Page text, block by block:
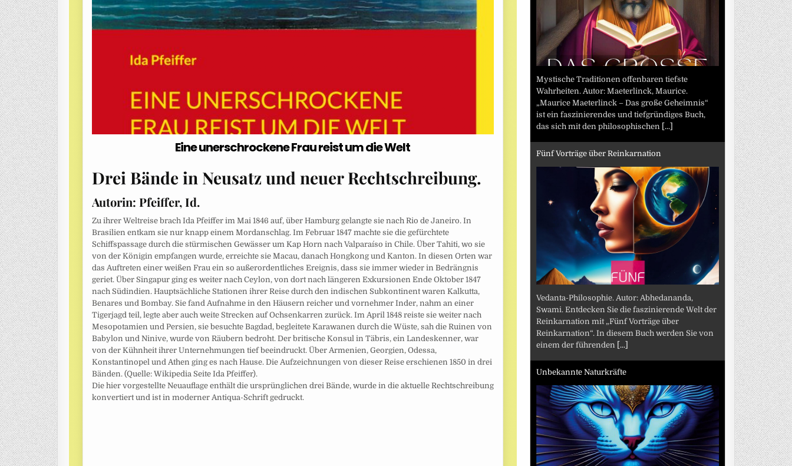
Mystische Traditionen offenbaren tiefste
Wahrheiten. Autor: Maeterlinck, Maurice.
„Maurice Maeterlinck – Das große Geheimnis“
ist ein faszinierendes und tiefgründiges Buch,
das sich mit den philosophischen [...]
Fünf Vorträge über Reinkarnation
Vedanta-Philosophie. Autor: Abhedananda,
Swami. Entdecken Sie die faszinierende Welt der
Reinkarnation mit „Fünf Vorträge über
Reinkarnation“. In diesem Buch werden Sie von
einem der führenden [...]
Unbekannte Naturkräfte